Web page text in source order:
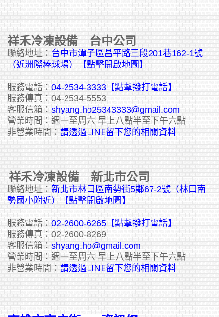
祥禾冷凍設備 台中公司
聯絡地址： 台中市潭子區昌平路三段201巷162-1號
（近洲際棒球場）【點擊開啟地圖】
服務電話： 04-2534-3333 【點擊撥打電話】
服務傳真：04-2534-5553
客服信箱： shyang.ho25343333@gmail.com
營業時間：週一至周六 早上八點半至下午六點
非營業時間： 請透過LINE留下您的相關資料
祥禾冷凍設備 新北市公司
聯絡地址： 新北市林口區南勢街5鄰67-2號（林口南
勢國小附近）【點擊開啟地圖】
服務電話： 02-2600-6265 【點擊撥打電話】
服務傳真：02-2600-8269
客服信箱： shyang.ho@gmail.com
營業時間：週一至周六 早上八點半至下午六點
非營業時間： 請透過LINE留下您的相關資料